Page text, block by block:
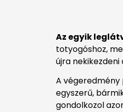
Az egyik
totyogóshoz,
újra nekikezdeni
A végeredmény
egyszerű,
gondolkozol